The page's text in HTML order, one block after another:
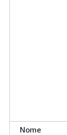
Nome